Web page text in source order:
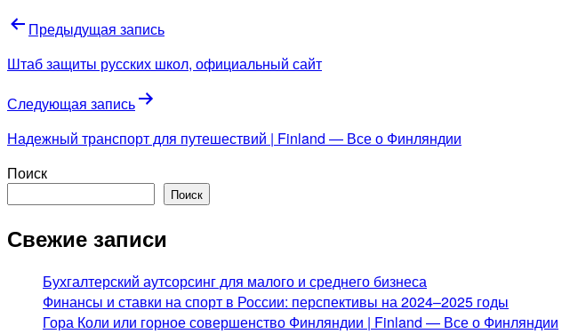
Навигация
по
Предыдущая запись
Штаб защиты русских школ, официальный сайт
Следующая запись
Надежный транспорт для путешествий | Finland — Все о Финляндии
Поиск
Поиск
Свежие записи
Бухгалтерский аутсорсинг для малого и среднего бизнеса
Финансы и ставки на спорт в России: перспективы на 2024–2025 годы
Гора Коли или горное совершенство Финляндии | Finland — Все о Финляндии